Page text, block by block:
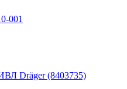
001
Dräger (8403735)